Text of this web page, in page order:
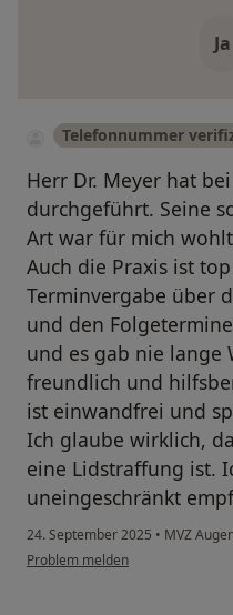
Ja
Telefonnummer
Herr Dr. Meyer hat
durchgeführt. Seine
Art war für mich
Auch die Praxis ist
Terminvergabe über
und den
und es gab nie lange
freundlich und
ist einwandfrei und
Ich glaube wirklich,
eine Lidstraffung ist.
uneingeschränkt
24. September 2025 • MVZ
Problem melden